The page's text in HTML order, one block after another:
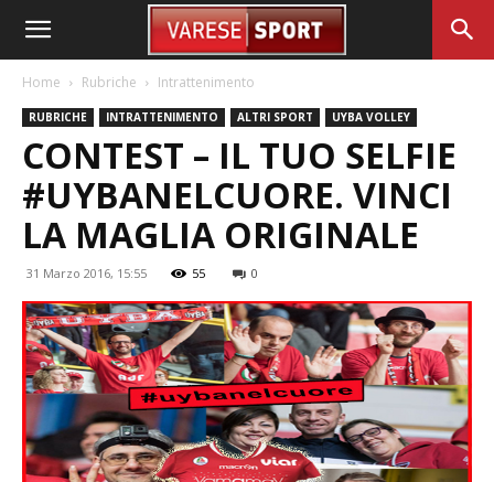
Home Rubriche Intrattenimento
RUBRICHE INTRATTENIMENTO ALTRI SPORT UYBA VOLLEY
CONTEST – IL TUO SELFIE
#UYBANELCUORE. VINCI
LA MAGLIA ORIGINALE
31 Marzo 2016, 15:55 55 0